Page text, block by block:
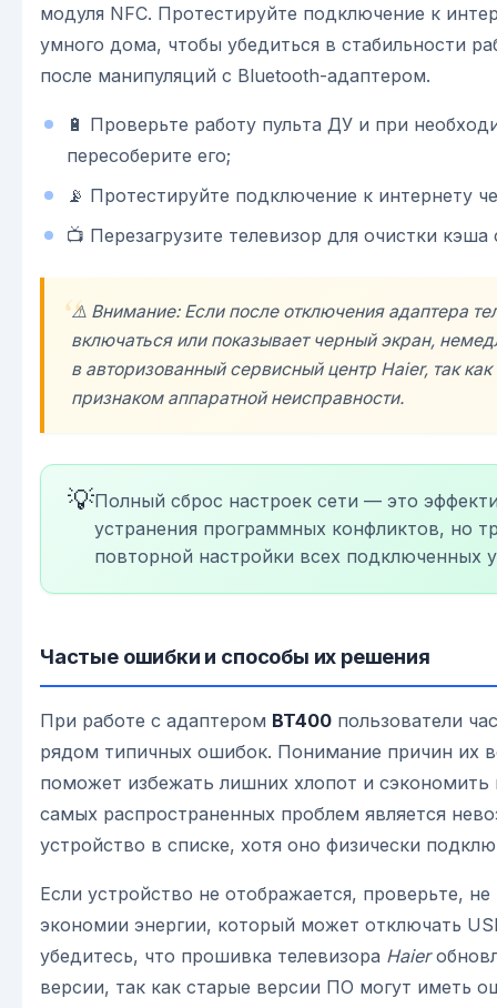
модуля NFC. Протестируйте подключение к
умного дома, чтобы убедиться в стабильности
после манипуляций с Bluetooth-адаптером.
🔋 Проверьте работу пульта ДУ и при
пересоберите его;
📡 Протестируйте подключение к интернету
📺 Перезагрузите телевизор для очистки
⚠️ Внимание: Если после отключения адаптера
включаться или показывает черный экран,
в авторизованный сервисный центр Haier, так
признаком аппаратной неисправности.
💡Полный сброс настроек сети — это
устранения программных конфликтов, но
повторной настройки всех подключенных
Частые ошибки и способы их решения
При работе с адаптером BT400 пользователи
рядом типичных ошибок. Понимание причин их
поможет избежать лишних хлопот и
самых распространенных проблем является
устройство в списке, хотя оно физически
Если устройство не отображается, проверьте,
экономии энергии, который может отключать
убедитесь, что прошивка телевизора Haier
версии, так как старые версии ПО могут иметь